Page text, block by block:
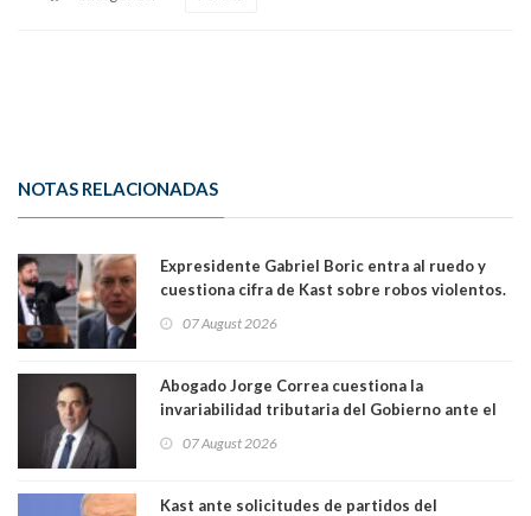
NOTAS RELACIONADAS
Expresidente Gabriel Boric entra al ruedo y
cuestiona cifra de Kast sobre robos violentos.
07 August 2026
Abogado Jorge Correa cuestiona la
invariabilidad tributaria del Gobierno ante el
democracia” y "defendemos la alternancia en el
07 August 2026
Kast ante solicitudes de partidos del